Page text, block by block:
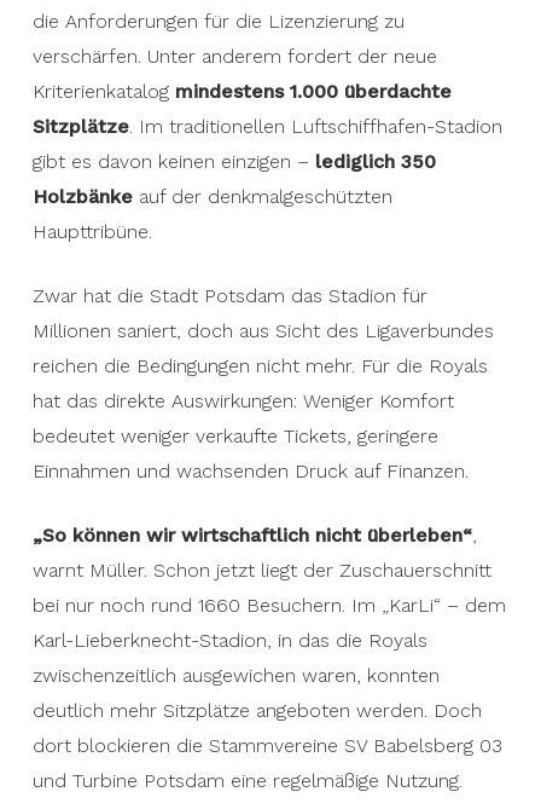
die Anforderungen für die Lizenzierung zu
verschärfen. Unter anderem fordert der neue
Kriterienkatalog mindestens 1.000 überdachte
Sitzplätze. Im traditionellen Luftschiffhafen-Stadion
gibt es davon keinen einzigen – lediglich 350
Holzbänkeauf der denkmalgeschützten
Haupttribüne.
Zwar hat die Stadt Potsdam das Stadion für
Millionen saniert, doch aus Sicht des Ligaverbundes
reichen die Bedingungen nicht mehr. Für die Royals
hat das direkte Auswirkungen: Weniger Komfort
bedeutet weniger verkaufte Tickets, geringere
Einnahmen und wachsenden Druck auf Finanzen.
„So können wir wirtschaftlich nicht überleben“,
warnt Müller. Schon jetzt liegt der Zuschauerschnitt
bei nur noch rund 1660 Besuchern. Im „KarLi“ – dem
Karl-Lieberknecht-Stadion, in das die Royals
zwischenzeitlich ausgewichen waren, konnten
deutlich mehr Sitzplätze angeboten werden. Doch
dort blockieren die Stammvereine SV Babelsberg 03
und Turbine Potsdam eine regelmäßige Nutzung.